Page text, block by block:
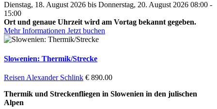
Dienstag, 18. August 2026 bis Donnerstag, 20. August 2026 08:00 -
15:00
Ort und genaue Uhrzeit wird am Vortag bekannt gegeben.
Mehr Informationen Jetzt buchen
Slowenien: Thermik/Strecke
Reisen Alexander Schlink € 890.00
Thermik und Streckenfliegen in Slowenien in den julischen
Alpen